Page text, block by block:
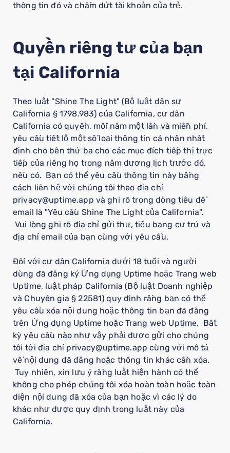
thông tin đó và chấm dứt tài khoản của trẻ.
Quyền riêng tư của bạn
tại California
Theo luật "Shine The Light" (Bộ luật dân sự
California § 1798.983) của California, cư dân
California có quyền, mỗi năm một lần và miễn phí,
yêu cầu tiết lộ một số loại thông tin cá nhân nhất
định cho bên thứ ba cho các mục đích tiếp thị trực
tiếp của riêng họ trong năm dương lịch trước đó,
nếu có. Bạn có thể yêu cầu thông tin này bằng
cách liên hệ với chúng tôi theo địa chỉ
privacy@uptime.app và ghi rõ trong dòng tiêu đề
email là "Yêu cầu Shine The Light của California".
Vui lòng ghi rõ địa chỉ gửi thư, tiểu bang cư trú và
địa chỉ email của bạn cùng với yêu cầu.
Đối với cư dân California dưới 18 tuổi và người
dùng đã đăng ký Ứng dụng Uptime hoặc Trang web
Uptime, luật pháp California (Bộ luật Doanh nghiệp
và Chuyên gia § 22581) quy định rằng bạn có thể
yêu cầu xóa nội dung hoặc thông tin bạn đã đăng
trên Ứng dụng Uptime hoặc Trang web Uptime. Bất
kỳ yêu cầu nào như vậy phải được gửi cho chúng
tôi tới địa chỉ privacy@uptime.app cùng với mô tả
về nội dung đã đăng hoặc thông tin khác cần xóa.
Tuy nhiên, xin lưu ý rằng luật hiện hành có thể
không cho phép chúng tôi xóa hoàn toàn hoặc toàn
diện nội dung đã xóa của bạn hoặc vì các lý do
khác như được quy định trong luật này của
California.